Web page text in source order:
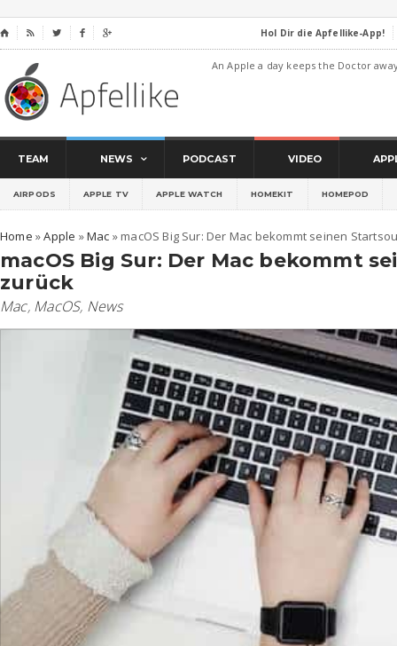
⌂     Hol Dir die Apfellike-App!
An Apple a day keeps the Doctor
TEAM NEWS PODCAST VIDEO
AIRPODS APPLE TV APPLE WATCH HOMEKIT HOMEPOD
Home »Apple »Mac » macOS Big Sur: Der Mac bekommt seinen
macOS Big Sur: Der Mac bekommt
zurück
Mac, MacOS, News